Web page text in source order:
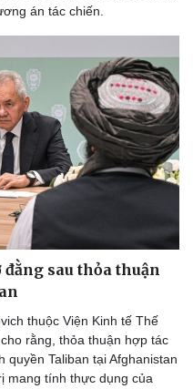
án tác chiến.
sau thỏa thuận
thuộc Viện Kinh tế Thế
rằng, thỏa thuận hợp tác
Taliban tại Afghanistan
mang tính thực dụng của